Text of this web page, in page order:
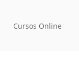
Cursos Online